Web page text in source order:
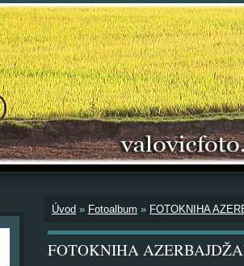
Úvod » Fotoalbum » FOTOKNIHA
FOTOKNIHA